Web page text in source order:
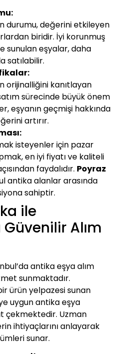
durumu, değerini etkileyen
biridir. İyi korunmuş
sunulan eşyalar, daha
satılabilir.
orijinalliğini kanıtlayan
sürecinde büyük önem
eşyanın geçmişi hakkında
artırır.
isteyenler için pazar
en iyi fiyatı ve kaliteli
faydalıdır. Poyraz
antika alanlar arasında
sahiptir.
ile
Alım
antika eşya alım
sunmaktadır.
ürün yelpazesi sunan
uygun antika eşya
çekmektedir. Uzman
ihtiyaçlarını anlayarak
sunar.